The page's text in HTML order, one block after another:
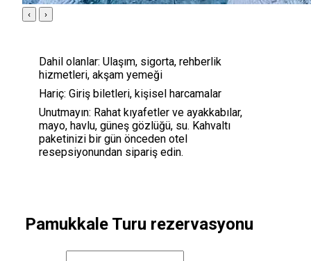
‹ ›
Dahil olanlar: Ulaşım, sigorta, rehberlik
hizmetleri, akşam yemeği
Hariç: Giriş biletleri, kişisel harcamalar
Unutmayın: Rahat kıyafetler ve ayakkabılar,
mayo, havlu, güneş gözlüğü, su. Kahvaltı
paketinizi bir gün önceden otel
resepsiyonundan sipariş edin.
Pamukkale Turu rezervasyonu